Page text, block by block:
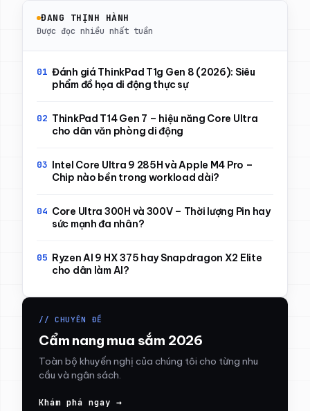
ĐANG THỊNH HÀNH
Được đọc nhiều nhất tuần
Đánh giá ThinkPad T1g Gen 8 (2026): Siêu
phẩm đồ họa di động thực sự
ThinkPad T14 Gen 7 – hiệu năng Core Ultra
cho dân văn phòng di động
Intel Core Ultra 9 285H và Apple M4 Pro –
Chip nào bền trong workload dài?
Core Ultra 300H và 300V – Thời lượng Pin hay
sức mạnh đa nhân?
Ryzen AI 9 HX 375 hay Snapdragon X2 Elite
cho dân làm AI?
// CHUYÊN ĐỀ
Cẩm nang mua sắm 2026
Toàn bộ khuyến nghị của chúng tôi cho từng nhu
cầu và ngân sách.
Khám phá ngay →